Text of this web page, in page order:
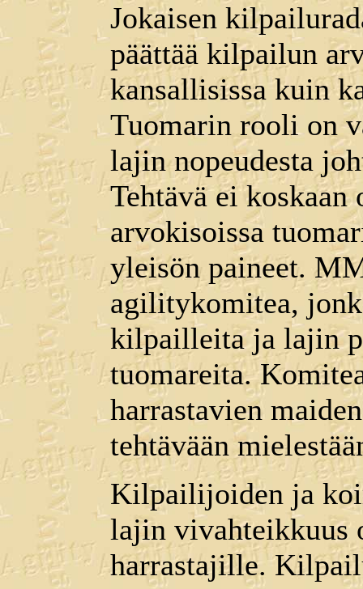
Jokaisen
päättää kilpailun
kansallisissa kuin
Tuomarin rooli on
lajin nopeudesta
Tehtävä ei
arvokisoissa
yleisön paineet.
agilitykomitea,
kilpailleita ja lajin
tuomareita.
harrastavien
tehtävään
Kilpailijoiden ja
lajin vivahteikkuus
harrastajille.